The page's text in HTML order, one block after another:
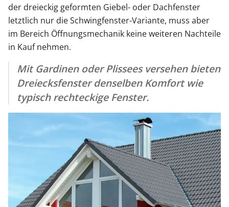
der dreieckig geformten Giebel- oder Dachfenster
letztlich nur die Schwingfenster-Variante, muss aber
im Bereich Öffnungsmechanik keine weiteren Nachteile
in Kauf nehmen.
Mit Gardinen oder Plissees versehen bieten
Dreiecksfenster denselben Komfort wie
typisch rechteckige Fenster.